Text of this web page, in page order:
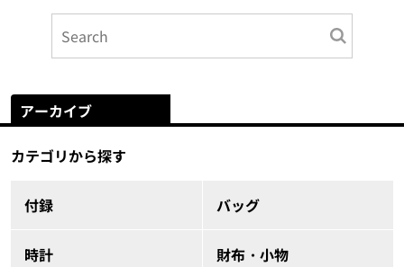
アーカイブ
カテゴリから探す
付録 バッグ
時計 財布・小物